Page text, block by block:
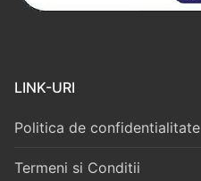
LINK-URI
Politica de confidentialitate
Termeni si Conditii